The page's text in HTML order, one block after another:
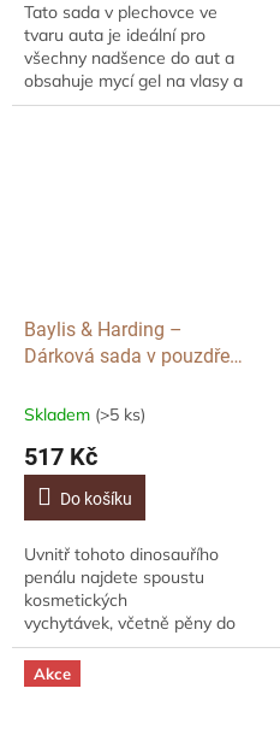
Tato sada v plechovce ve
tvaru auta je ideální pro
všechny nadšence do aut a
obsahuje mycí gel na vlasy a
tělo, sprchový gel a mýdlo.
Baylis & Harding –
Dárková sada v pouzdře
Skladem (>5 ks)
517 Kč
Do košíku
Uvnitř tohoto dinosauřího
penálu najdete spoustu
kosmetických
vychytávek, včetně pěny do
koupele, šamponu a šumivé
bomby s dinosauří
tematikou. Vše jemně...
Akce